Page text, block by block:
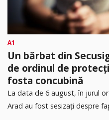
A1
Un bărbat din
de ordinul de
fosta concubină
​La data de 6 august, în jurul
Arad au fost sesizați despre